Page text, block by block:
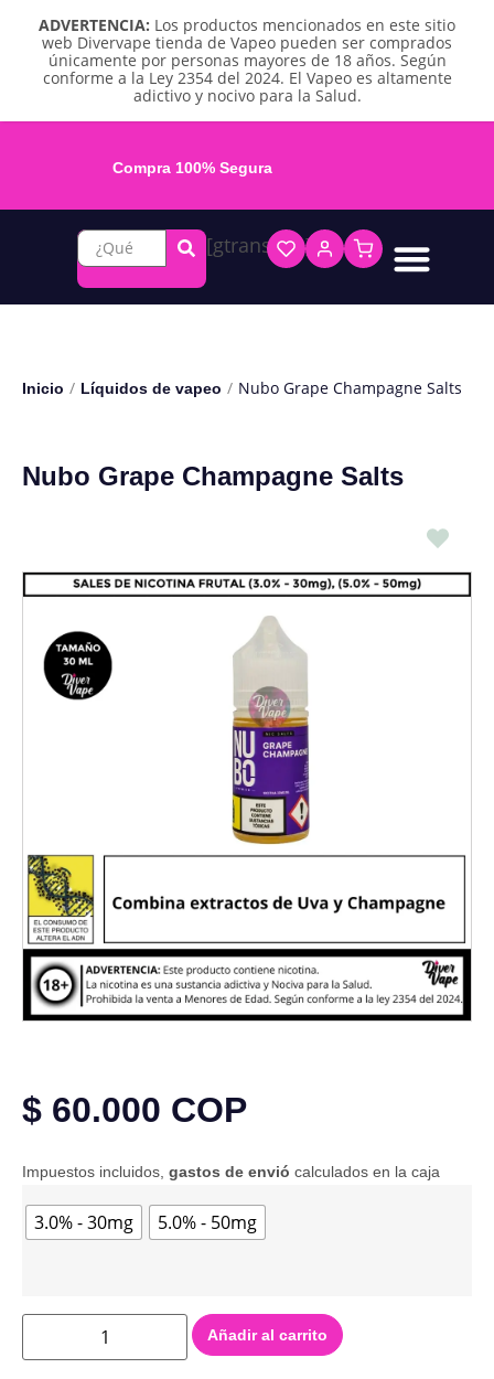
ADVERTENCIA: Los productos mencionados en este sitio
web Divervape tienda de Vapeo pueden ser comprados
únicamente por personas mayores de 18 años. Según
conforme a la Ley 2354 del 2024. El Vapeo es altamente
adictivo y nocivo para la Salud.
Compra 100% Segura
[gtranslate]
Inicio / Líquidos de vapeo / Nubo Grape Champagne Salts
Nubo Grape Champagne Salts
$ 60.000 COP
Impuestos incluidos, gastos de envió calculados en la caja
3.0% - 30mg 5.0% - 50mg
Añadir al carrito